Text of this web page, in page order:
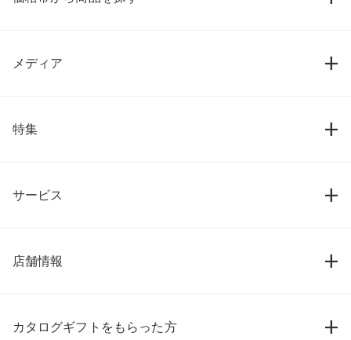
メディア
特集
サービス
店舗情報
カタログギフトをもらった方